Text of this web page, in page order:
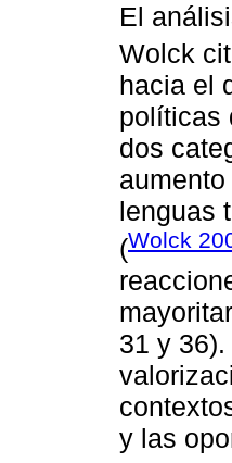
El
Wolck
hacia el
políticas
dos
lenguas
(Wolck
31 y
y las